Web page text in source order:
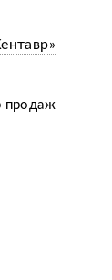
продаж